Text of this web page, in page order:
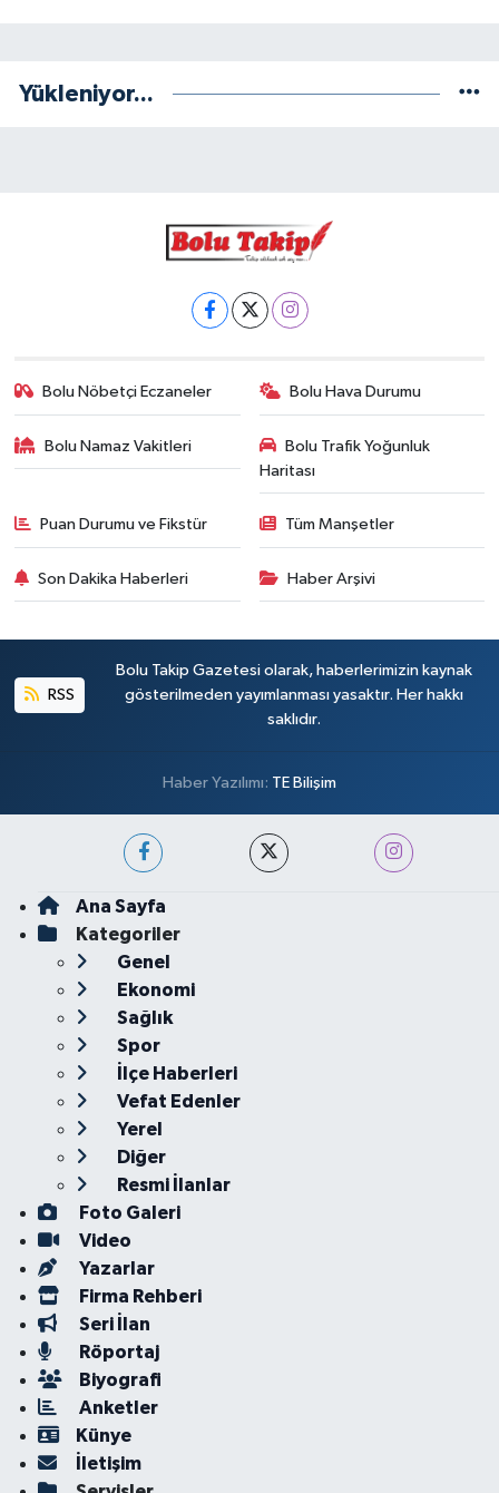
Yükleniyor...
Bolu Nöbetçi Eczaneler Bolu Hava Durumu
Bolu Namaz Vakitleri
Bolu Trafik Yoğunluk
Haritası
Puan Durumu ve Fikstür Tüm Manşetler
Son Dakika Haberleri Haber Arşivi
RSS
Bolu Takip Gazetesi olarak, haberlerimizin kaynak
gösterilmeden yayımlanması yasaktır. Her hakkı
saklıdır.
Haber Yazılımı: TE Bilişim
Ana Sayfa
Kategoriler
Genel
Ekonomi
Sağlık
Spor
İlçe Haberleri
Vefat Edenler
Yerel
Diğer
Resmi İlanlar
Foto Galeri
Video
Yazarlar
Firma Rehberi
Seri İlan
Röportaj
Biyografi
Anketler
Künye
İletişim